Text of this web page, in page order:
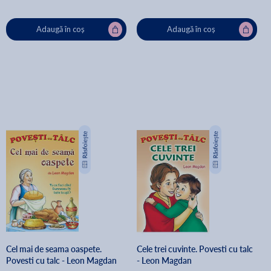
Adaugă în coș Adaugă în coș
Cel mai de seama oaspete.
Povesti cu talc - Leon Magdan
Cele trei cuvinte. Povesti cu talc
- Leon Magdan